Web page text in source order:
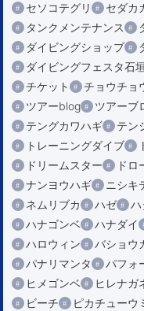
セソコテグリ
セダカ
タンクメンテナンス
ダイビングショップ
ダイビングフェスタ石
チケット
チョウチョ
ツアーblog
ツアーブ
テングカワハギ
テン
トレーニングダイブ
ドリームスター
ドロ
ナンヨウハギ
ニシキ
ネムリブカ
ハゼ ハ
ハナゴンベ
ハナダイ
ハロウィン
バショウ
パナリマンタ
パフォ
ヒメゴンベ
ヒレナガ
ビーチ
ピカチューウ